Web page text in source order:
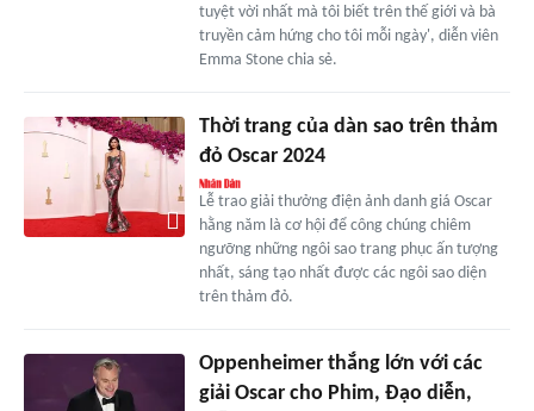
tuyệt vời nhất mà tôi biết trên thế giới và bà
truyền cảm hứng cho tôi mỗi ngày', diễn viên
Emma Stone chia sẻ.
Thời trang của dàn sao trên thảm
đỏ Oscar 2024
Lễ trao giải thưởng điện ảnh danh giá Oscar
hằng năm là cơ hội để công chúng chiêm
ngưỡng những ngôi sao trang phục ấn tượng
nhất, sáng tạo nhất được các ngôi sao diện
trên thảm đỏ.
Oppenheimer thắng lớn với các
giải Oscar cho Phim, Đạo diễn,